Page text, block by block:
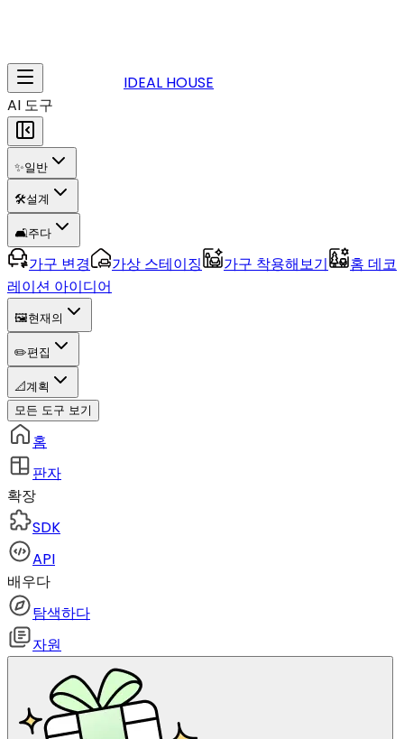
IDEAL HOUSE
AI 도구
✨일반
🛠️설계
🛋️주다
가구 변경 가상 스테이징 가구 착용해보기
홈 데코
레이션 아이디어
🖼️현재의
✏️편집
📐계획
모든 도구 보기
홈
판자
확장
SDK
API
배우다
탐색하다
자원